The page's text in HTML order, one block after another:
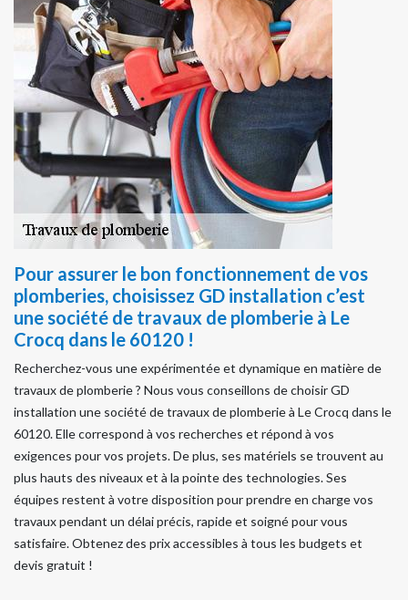
Pour assurer le bon fonctionnement de vos
plomberies, choisissez GD installation c’est
une société de travaux de plomberie à Le
Crocq dans le 60120 !
Recherchez-vous une expérimentée et dynamique en matière de
travaux de plomberie ? Nous vous conseillons de choisir GD
installation une société de travaux de plomberie à Le Crocq dans le
60120. Elle correspond à vos recherches et répond à vos
exigences pour vos projets. De plus, ses matériels se trouvent au
plus hauts des niveaux et à la pointe des technologies. Ses
équipes restent à votre disposition pour prendre en charge vos
travaux pendant un délai précis, rapide et soigné pour vous
satisfaire. Obtenez des prix accessibles à tous les budgets et
devis gratuit !